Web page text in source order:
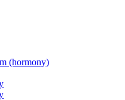
(hormony)